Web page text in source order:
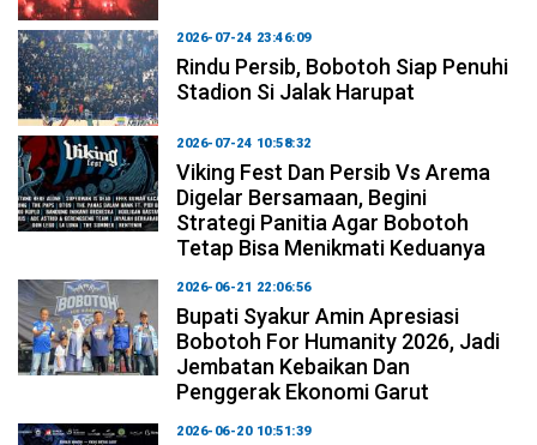
2026-07-24 23:46:09
Rindu Persib, Bobotoh Siap Penuhi
Stadion Si Jalak Harupat
2026-07-24 10:58:32
Viking Fest Dan Persib Vs Arema
Digelar Bersamaan, Begini
Strategi Panitia Agar Bobotoh
Tetap Bisa Menikmati Keduanya
2026-06-21 22:06:56
Bupati Syakur Amin Apresiasi
Bobotoh For Humanity 2026, Jadi
Jembatan Kebaikan Dan
Penggerak Ekonomi Garut
2026-06-20 10:51:39